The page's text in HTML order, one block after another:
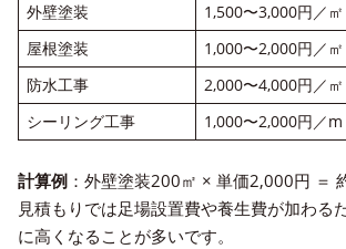
外壁塗装
1,500〜3,000円／㎡
屋根塗装
1,000〜2,000円／㎡
防水工事
2,000〜4,000円／㎡
シーリング工事
1,000〜2,000円／m
計算例 ：外壁塗装200㎡ × 単価2,000円 ＝
見積もりでは足場設置費や養生費が加わる
に高くなることが多いです。